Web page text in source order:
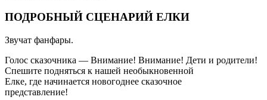
ПОДРОБНЫЙ СЦЕНАРИЙ ЕЛКИ
Звучат фанфары.
Голос сказочника — Внимание! Внимание! Дети и родители!
Спешите подняться к нашей необыкновенной
Елке, где начинается новогоднее сказочное
представление!